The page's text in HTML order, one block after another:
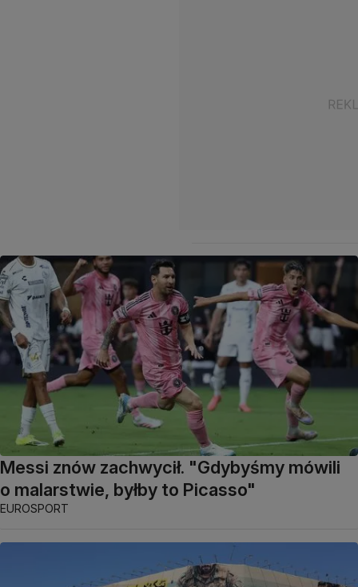
Messi znów zachwycił. "Gdybyśmy mówili
o malarstwie, byłby to Picasso"
EUROSPORT